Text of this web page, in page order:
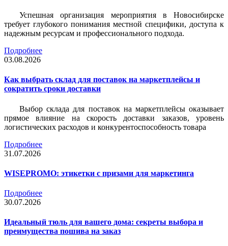
Успешная организация мероприятия в Новосибирске
требует глубокого понимания местной специфики, доступа к
надежным ресурсам и профессионального подхода.
Подробнее
03.08.2026
Как выбрать склад для поставок на маркетплейсы и
сократить сроки доставки
Выбор склада для поставок на маркетплейсы оказывает
прямое влияние на скорость доставки заказов, уровень
логистических расходов и конкурентоспособность товара
Подробнее
31.07.2026
WISEPROMO: этикетки с призами для маркетинга
Подробнее
30.07.2026
Идеальный тюль для вашего дома: секреты выбора и
преимущества пошива на заказ